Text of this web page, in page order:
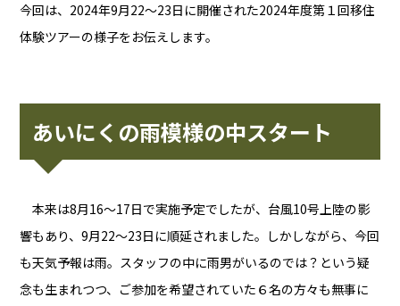
今回は、2024年9月22〜23日に開催された2024年度第１回移住
体験ツアーの様子をお伝えします。
あいにくの雨模様の中スタート
本来は8月16〜17日で実施予定でしたが、台風10号上陸の影
響もあり、9月22〜23日に順延されました。しかしながら、今回
も天気予報は雨。スタッフの中に雨男がいるのでは？という疑
念も生まれつつ、ご参加を希望されていた６名の方々も無事に